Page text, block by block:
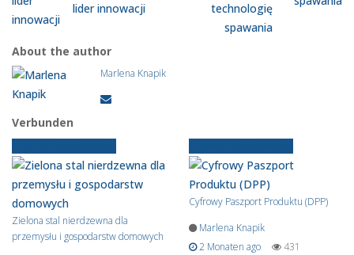
lider innowacji
technologię
spawania
About the author
Marlena Knapik
Verbunden
Zielona stal nierdzewna dla
przemysłu i gospodarstw domowych
Cyfrowy Paszport Produktu (DPP)
Marlena Knapik
2 Monaten ago
431